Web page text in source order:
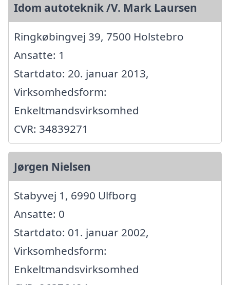
Idom autoteknik /V. Mark Laursen
Ringkøbingvej 39, 7500 Holstebro
Ansatte: 1
Startdato: 20. januar 2013,
Virksomhedsform:
Enkeltmandsvirksomhed
CVR: 34839271
Jørgen Nielsen
Stabyvej 1, 6990 Ulfborg
Ansatte: 0
Startdato: 01. januar 2002,
Virksomhedsform:
Enkeltmandsvirksomhed